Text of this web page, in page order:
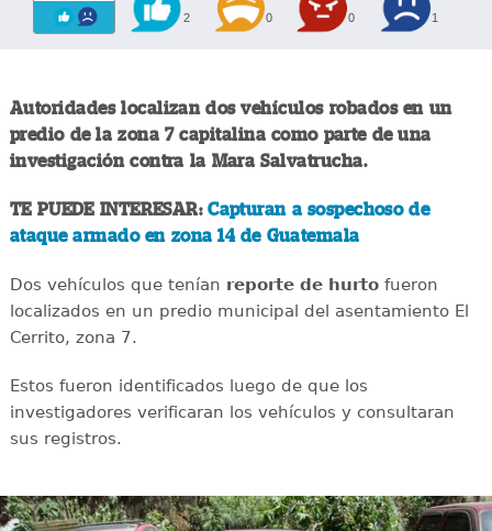
2 0 0 1
Autoridades localizan dos vehículos robados en un
predio de la zona 7 capitalina como parte de una
investigación contra la Mara Salvatrucha.
TE PUEDE INTERESAR:Capturan a sospechoso de
ataque armado en zona 14 de Guatemala
Dos vehículos que tenían reporte de hurtofueron
localizados en un predio municipal del asentamiento El
Cerrito, zona 7.
Estos fueron identificados luego de que los
investigadores verificaran los vehículos y consultaran
sus registros.